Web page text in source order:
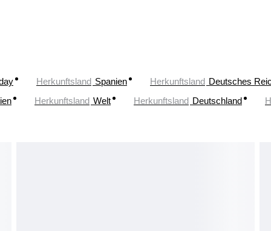
Herkunftsland Spanien Herkunftsland Deutsches
Herkunftsland Welt Herkunftsland Deutschland